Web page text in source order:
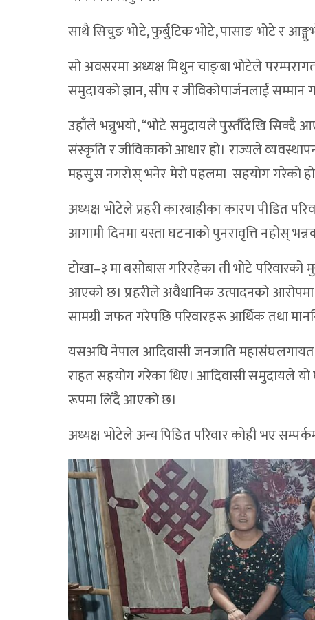
साथै सिचुङ भोटे, फुर्बुटिक भोटे, पासाङ भोटे र
सो अवसरमा अध्यक्ष मिथुन चाङ्बा भोटेले
समुदायको ज्ञान, सीप र जीविकोपार्जनलाई सम्मान
उहाँले भन्नुभयो, “भोटे समुदायले पुस्तौँदेखि सिक्दै
संस्कृति र जीविकाको आधार हो। राज्यले
महसुस नगरोस् भनेर मेरो पहलमा सहयोग गरेको
अध्यक्ष भोटेले प्रहरी कारबाहीका कारण पीडित
आगामी दिनमा यस्ता घटनाको पुनरावृत्ति नहोस्
टोखा–३ मा बसोबास गरिरहेका ती भोटे
आएको छ। प्रहरीले अवैधानिक उत्पादनको आरोपमा
सामग्री जफत गरेपछि परिवारहरू आर्थिक तथा
यसअघि नेपाल आदिवासी जनजाति महासंघलगायत
राहत सहयोग गरेका थिए। आदिवासी समुदायले
रूपमा लिँदै आएको छ।
अध्यक्ष भोटेले अन्य पिडित परिवार कोही भए